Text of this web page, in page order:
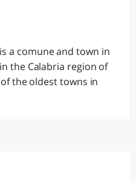
a comune and town in
the Calabria region of
the oldest towns in